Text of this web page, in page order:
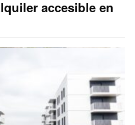
accesible en